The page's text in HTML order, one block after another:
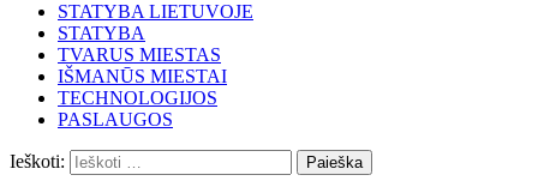
STATYBA LIETUVOJE
STATYBA
TVARUS MIESTAS
IŠMANŪS MIESTAI
TECHNOLOGIJOS
PASLAUGOS
Ieškoti: